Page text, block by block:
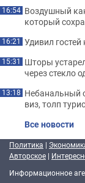
16:54 Воздушный
который
16:21 Удивил гостей
15:31 Шторы
через стекло
13:18 Небанальный
виз, толп
Все новости
Политика |
Авторское |
Информационное